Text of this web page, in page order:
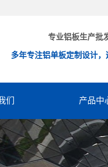
专业铝板生产批
多年专注铝单板定制设计
们 产品中